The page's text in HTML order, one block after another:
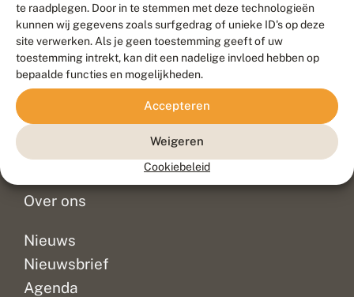
te raadplegen. Door in te stemmen met deze technologieën
kunnen wij gegevens zoals surfgedrag of unieke ID's op deze
site verwerken. Als je geen toestemming geeft of uw
toestemming intrekt, kan dit een nadelige invloed hebben op
bepaalde functies en mogelijkheden.
Accepteren
Weigeren
Cookiebeleid
Contact
Veelgestelde vragen
Doneer
Over ons
Nieuws
Nieuwsbrief
Agenda
Meld waarnemingen© 2026 Vlinderstichting
Duurzaam ontwikkeld door
Go2People
, ontworpen door
Blue Field Agency
Privacy
Disclaimer
Sitemap